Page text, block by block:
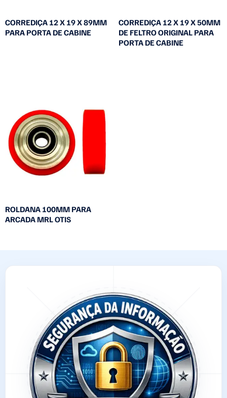
CORREDIÇA 12 X 19 X 89MM
PARA PORTA DE CABINE
CORREDIÇA 12 X 19 X 50MM
DE FELTRO ORIGINAL PARA
PORTA DE CABINE
ROLDANA 100MM PARA
ARCADA MRL OTIS